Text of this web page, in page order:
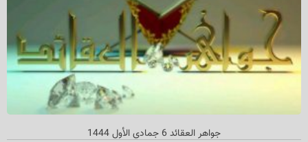
جواهر العقائد 6 جمادي الأول 1444